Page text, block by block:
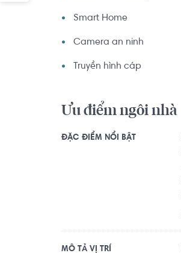
Smart Home
Camera an ninh
Truyền hình cáp
Ưu điểm ngôi nhà
ĐẶC ĐIỂM NỔI BẬT
MÔ TẢ VỊ TRÍ